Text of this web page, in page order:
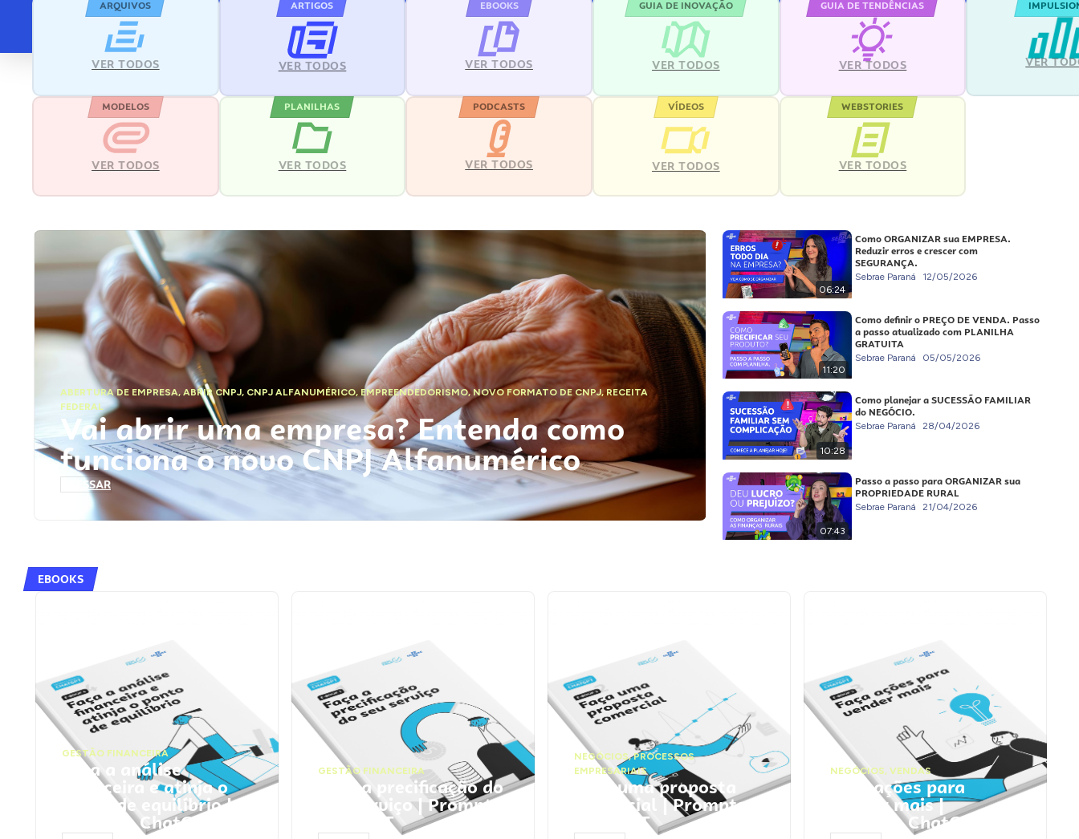
ARQUIVOS
VER TODOS
ARTIGOS
VER TODOS
EBOOKS
VER TODOS
GUIA DE INOVAÇÃO
VER TODOS
GUIA DE TENDÊNCIAS
VER TODOS VER
MODELOS
VER TODOS
PLANILHAS
VER TODOS
PODCASTS
VER TODOS
VÍDEOS
VER TODOS
WEBSTORIES
VER TODOS
ABERTURA DE EMPRESA,ABRIR CNPJ, CNPJ ALFANUMÉRICO, EMPREENDEDORISMO,NOVO FORMATO DE CNPJ,RECEITA
FEDERAL
Vai abrir uma empresa? Entenda como
funciona o novo CNPJ Alfanumérico
ACESSAR
06:24
Como ORGANIZAR sua EMPRESA.
Reduzir erros e crescer com
SEGURANÇA.
Sebrae Paraná 12/05/2026
11:20
Como definir o PREÇO DE VENDA. Passo
a passo atualizado com PLANILHA
GRATUITA
Sebrae Paraná 05/05/2026
10:28
Como planejar a SUCESSÃO FAMILIAR
do NEGÓCIO.
Sebrae Paraná 28/04/2026
07:43
Passo a passo para ORGANIZAR sua
PROPRIEDADE RURAL
Sebrae Paraná 21/04/2026
EBOOKS
GESTÃO FINANCEIRA
Faça a análise
financeira e atinja o
ponto de equilíbrio |
Prompts ChatGPT
GESTÃO FINANCEIRA
Faça a precificação do
seu serviço | Prompts
ChatGPT
NEGÓCIOS,PROCESSOS
EMPRESARIAIS
Faça uma proposta
comercial | Prompts
ChatGPT
NEGÓCIOS, VENDAS
Faça ações para
vender mais |
Prompts ChatGPT